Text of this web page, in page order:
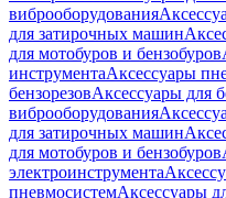
виброоборудования
для затирочных машин
для мотобуров и бензобуров
инструментаАксессуары
бензорезовАксессуары для
виброоборудования
для затирочных машин
для мотобуров и бензобуров
электроинструмента
пневмосистемАксессуары